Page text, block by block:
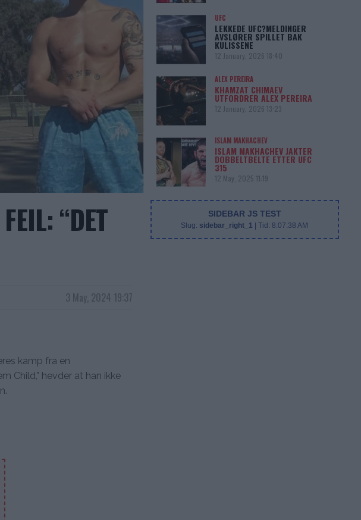
“DET
3 May, 2024 19:37
kamp fra en
Child,” hevder at han ikke
UFC
LEKKEDE UFC?MELDINGER
AVSLØRER SPILLET BAK
KULISSENE
12 January, 2026 18:40
ALEX PEREIRA
KHAMZAT CHIMAEV
UTFORDRER ALEX PEREIRA
12 January, 2026 13:23
ISLAM MAKHACHEV
ISLAM MAKHACHEV JAKTER
DOBBELTBELTE ETTER UFC
315
12 May, 2025 11:19
SIDEBAR JS TEST
Slug: sidebar_right_1 | Tid: 8:07:38 AM